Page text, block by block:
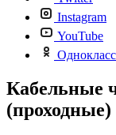
Instagram
YouTube
Кабельные